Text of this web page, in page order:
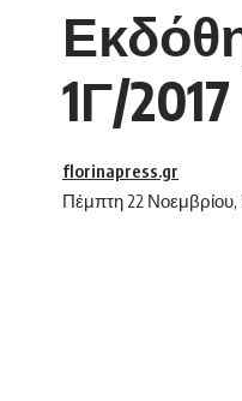
1Γ/2017
Πέμπτη 22 Νοεμβρίου,
florinapress.gr